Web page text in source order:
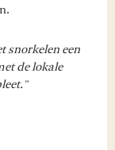
snorkelen een
de lokale